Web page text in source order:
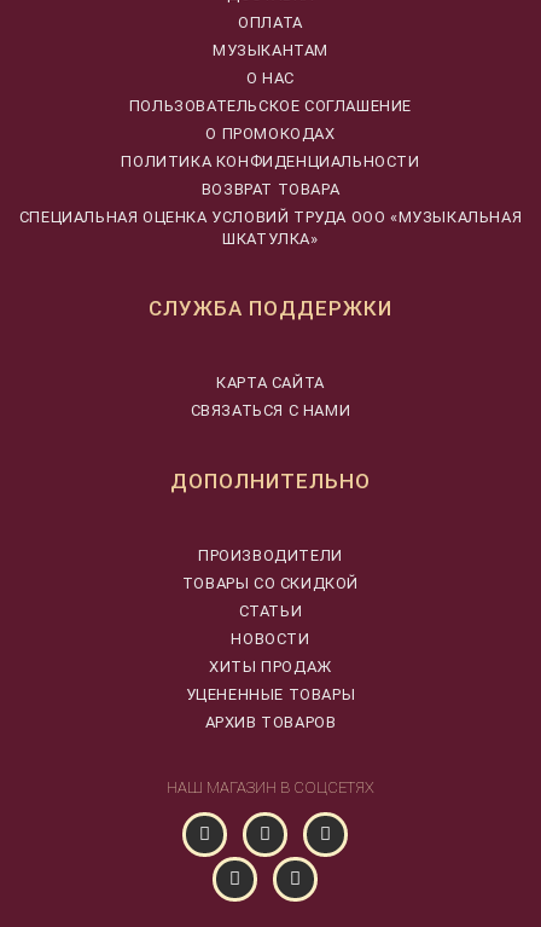
ОПЛАТА
МУЗЫКАНТАМ
О НАС
ПОЛЬЗОВАТЕЛЬСКОЕ СОГЛАШЕНИЕ
О ПРОМОКОДАХ
ПОЛИТИКА КОНФИДЕНЦИАЛЬНОСТИ
ВОЗВРАТ ТОВАРА
CПЕЦИАЛЬНАЯ ОЦЕНКА УСЛОВИЙ ТРУДА ООО «МУЗЫКАЛЬНАЯ
ШКАТУЛКА»
СЛУЖБА ПОДДЕРЖКИ
КАРТА САЙТА
СВЯЗАТЬСЯ С НАМИ
ДОПОЛНИТЕЛЬНО
ПРОИЗВОДИТЕЛИ
ТОВАРЫ СО СКИДКОЙ
СТАТЬИ
НОВОСТИ
ХИТЫ ПРОДАЖ
УЦЕНЕННЫЕ ТОВАРЫ
АРХИВ ТОВАРОВ
НАШ МАГАЗИН В СОЦСЕТЯХ